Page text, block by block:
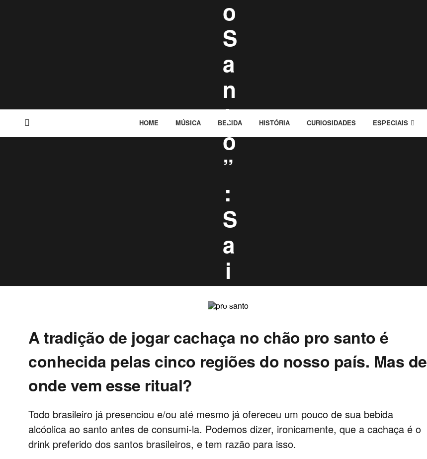
HOME MÚSICA BEBIDA HISTÓRIA CURIOSIDADES ESPECIAIS
o
S
a
n
t
o
”
:
S
a
i
b
d
e
n
d
A tradição de jogar cachaça no chão pro santo é
conhecida pelas cinco regiões do nosso país. Mas de
onde vem esse ritual?
Todo brasileiro já presenciou e/ou até mesmo já ofereceu um pouco de sua bebida
alcóolica ao santo antes de consumi-la. Podemos dizer, ironicamente, que a cachaça é o
drink preferido dos santos brasileiros, e tem razão para isso.